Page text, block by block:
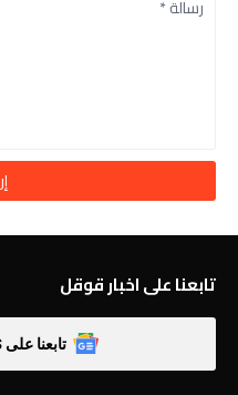
تابعنا على اخبار قوقل
تابعنا على GOOGLE NEWS